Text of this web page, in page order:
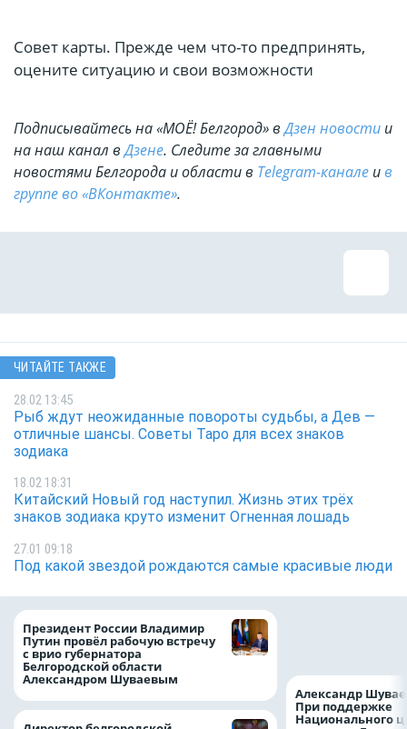
Совет карты. Прежде чем что-то предпринять,
оцените ситуацию и свои возможности
Подписывайтесь на «МОЁ! Белгород» вДзен новости и
на наш канал вДзене. Cледите за главными
новостями Белгорода и области в Telegram-канале ив
группе во «ВКонтакте».
ЧИТАЙТЕ ТАКЖЕ
28.02 13:45
Рыб ждут неожиданные повороты судьбы, а Дев —
отличные шансы. Советы Таро для всех знаков
зодиака
18.02 18:31
Китайский Новый год наступил. Жизнь этих трёх
знаков зодиака круто изменит Огненная лошадь
27.01 09:18
Под какой звездой рождаются самые красивые люди
Президент России Владимир
Путин провёл рабочую встречу
с врио губернатора
Белгородской области
Александром Шуваевым
Александр
При поддержке
Национального